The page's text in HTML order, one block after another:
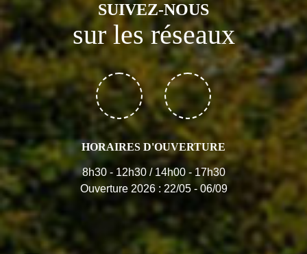
SUIVEZ-NOUS
sur les réseaux
HORAIRES D'OUVERTURE
8h30 - 12h30 / 14h00 - 17h30
Ouverture 2026 : 22/05 - 06/09